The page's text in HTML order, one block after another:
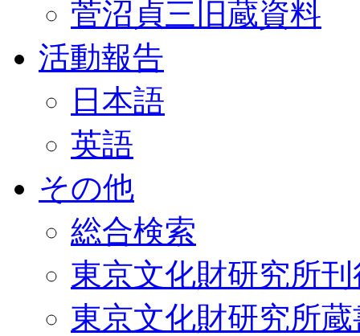
菅沼貞三旧蔵資料
活動報告
日本語
英語
その他
総合検索
東京文化財研究所
東京文化財研究所